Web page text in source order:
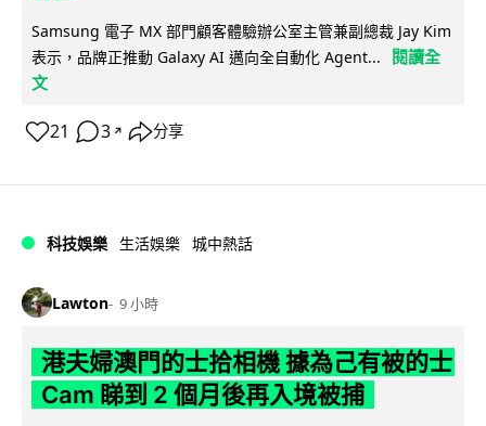
Samsung 電子 MX 部門顧客體驗辦公室主管兼副總裁 Jay Kim
表示，品牌正推動 Galaxy AI 邁向全自動化 Agent...
閱讀全
文
21 3 ↗ 分享
科技娛樂 生活娛樂 城中熱話
Lawton 9 小時
港夫婦澳門的士拾相機 據為己有被的士
Cam 睇到 2 個月後再入境被捕